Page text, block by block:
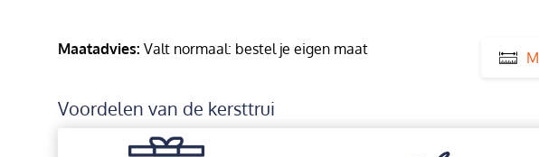
Maatadvies: Valt normaal: bestel je eigen maat
Voordelen van de kersttrui